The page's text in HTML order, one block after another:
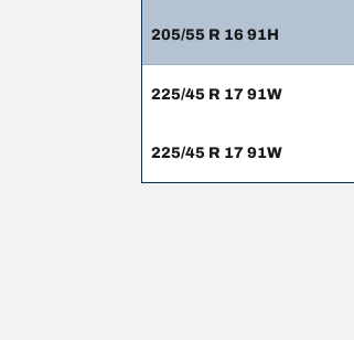
205/55 R 16 91H
225/45 R 17 91W
225/45 R 17 91W